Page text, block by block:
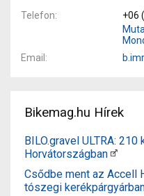
Telefon
+06
Email
Bikemag.hu Hírek
BILO.gravel ULTRA:
Horvátországban
Csődbe ment az Accell
tószegi